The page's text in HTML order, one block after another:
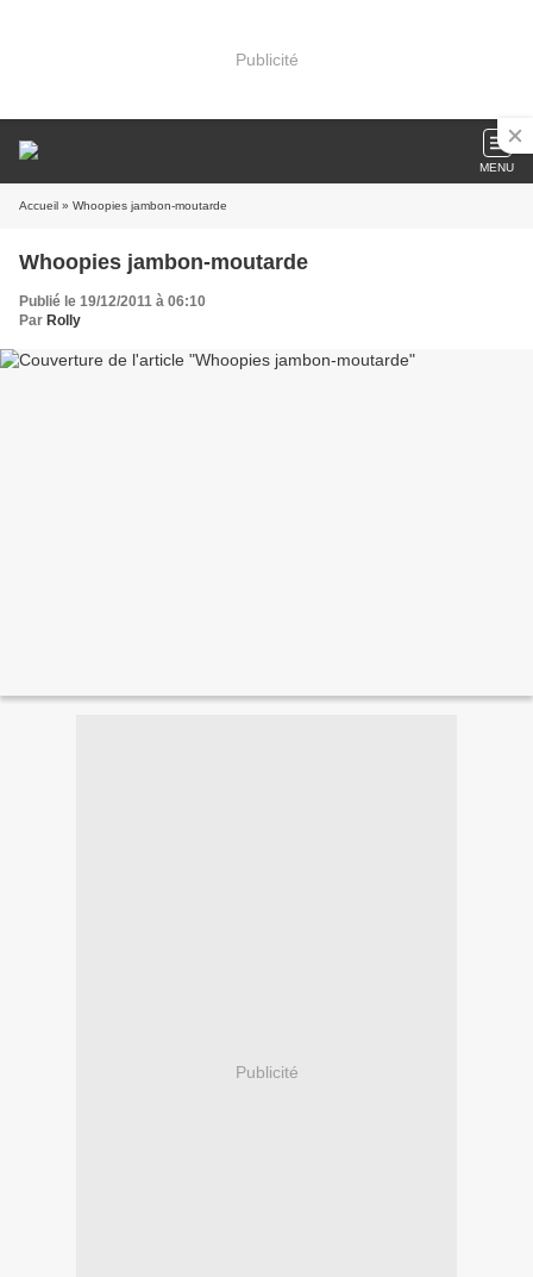
Publicité
MENU
Accueil » Whoopies jambon-moutarde
Whoopies jambon-moutarde
Publié le 19/12/2011 à 06:10
Par Rolly
Publicité